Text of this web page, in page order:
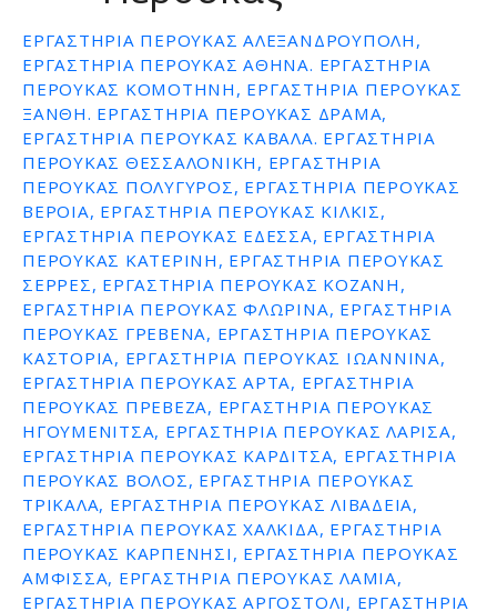
ΕΡΓΑΣΤΉΡΙΑ ΠΕΡΟΎΚΑΣ ΑΛΕΞΑΝΔΡΟΥΠΟΛΗ,
ΕΡΓΑΣΤΗΡΙΑ ΠΕΡΟΥΚΑΣ ΑΘΗΝΑ. ΕΡΓΑΣΤΗΡΙΑ
ΠΕΡΟΥΚΑΣ ΚΟΜΟΤΗΝΗ, ΕΡΓΑΣΤΗΡΙΑ ΠΕΡΟΥΚΑΣ
ΞΑΝΘΗ. ΕΡΓΑΣΤΗΡΙΑ ΠΕΡΟΥΚΑΣ ΔΡΑΜΑ,
ΕΡΓΑΣΤΗΡΙΑ ΠΕΡΟΥΚΑΣ ΚΑΒΑΛΑ. ΕΡΓΑΣΤΗΡΙΑ
ΠΕΡΟΥΚΑΣ ΘΕΣΣΑΛΟΝΙΚΗ, ΕΡΓΑΣΤΗΡΙΑ
ΠΕΡΟΥΚΑΣ ΠΟΛΥΓΥΡΟΣ, ΕΡΓΑΣΤΗΡΙΑ ΠΕΡΟΥΚΑΣ
ΒΕΡΟΙΑ, ΕΡΓΑΣΤΗΡΙΑ ΠΕΡΟΥΚΑΣ ΚΙΛΚΙΣ,
ΕΡΓΑΣΤΗΡΙΑ ΠΕΡΟΥΚΑΣ ΕΔΕΣΣΑ, ΕΡΓΑΣΤΗΡΙΑ
ΠΕΡΟΥΚΑΣ ΚΑΤΕΡΙΝΗ, ΕΡΓΑΣΤΗΡΙΑ ΠΕΡΟΥΚΑΣ
ΣΕΡΡΕΣ, ΕΡΓΑΣΤΗΡΙΑ ΠΕΡΟΥΚΑΣ ΚΟΖΑΝΗ,
ΕΡΓΑΣΤΗΡΙΑ ΠΕΡΟΥΚΑΣ ΦΛΩΡΙΝΑ, ΕΡΓΑΣΤΗΡΙΑ
ΠΕΡΟΥΚΑΣ ΓΡΕΒΕΝΑ, ΕΡΓΑΣΤΗΡΙΑ ΠΕΡΟΥΚΑΣ
ΚΑΣΤΟΡΙΑ, ΕΡΓΑΣΤΗΡΙΑ ΠΕΡΟΥΚΑΣ ΙΩΑΝΝΙΝΑ,
ΕΡΓΑΣΤΗΡΙΑ ΠΕΡΟΥΚΑΣ ΑΡΤΑ, ΕΡΓΑΣΤΗΡΙΑ
ΠΕΡΟΥΚΑΣ ΠΡΕΒΕΖΑ, ΕΡΓΑΣΤΗΡΙΑ ΠΕΡΟΥΚΑΣ
ΗΓΟΥΜΕΝΙΤΣΑ, ΕΡΓΑΣΤΗΡΙΑ ΠΕΡΟΥΚΑΣ ΛΑΡΙΣΑ,
ΕΡΓΑΣΤΗΡΙΑ ΠΕΡΟΥΚΑΣ ΚΑΡΔΙΤΣΑ, ΕΡΓΑΣΤΗΡΙΑ
ΠΕΡΟΥΚΑΣ ΒΟΛΟΣ, ΕΡΓΑΣΤΗΡΙΑ ΠΕΡΟΥΚΑΣ
ΤΡΙΚΑΛΑ, ΕΡΓΑΣΤΗΡΙΑ ΠΕΡΟΥΚΑΣ ΛΙΒΑΔΕΙΑ,
ΕΡΓΑΣΤΗΡΙΑ ΠΕΡΟΥΚΑΣ ΧΑΛΚΙΔΑ, ΕΡΓΑΣΤΗΡΙΑ
ΠΕΡΟΥΚΑΣ ΚΑΡΠΕΝΗΣΙ, ΕΡΓΑΣΤΗΡΙΑ ΠΕΡΟΥΚΑΣ
ΑΜΦΙΣΣΑ, ΕΡΓΑΣΤΗΡΙΑ ΠΕΡΟΥΚΑΣ ΛΑΜΙΑ,
ΕΡΓΑΣΤΗΡΙΑ ΠΕΡΟΥΚΑΣ ΑΡΓΟΣΤΟΛΙ, ΕΡΓΑΣΤΗΡΙΑ